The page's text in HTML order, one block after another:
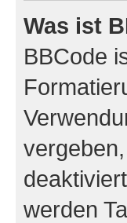
Was ist
BBCode
werden